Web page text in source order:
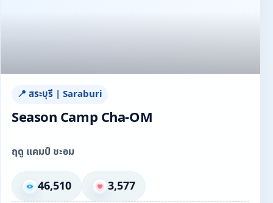
📍 สระบุรี | Saraburi
Season Camp Cha-OM
ฤดู แคมป์ ชะอม
46,510 3,577